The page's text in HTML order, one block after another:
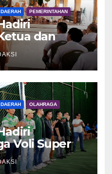
DAERAH PEMERINTAHAN
dan
Batang Hari
DAERAH OLAHRAGA
Voli Super